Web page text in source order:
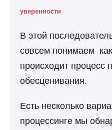
уверенности
В этой
совсем понимаем
происходит процесс
обесценивания.
Есть несколько
процессинге мы